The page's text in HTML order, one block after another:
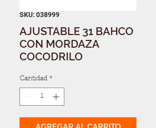
SKU: 038999
AJUSTABLE 31 BAHCO
CON MORDAZA
COCODRILO
Cantidad *